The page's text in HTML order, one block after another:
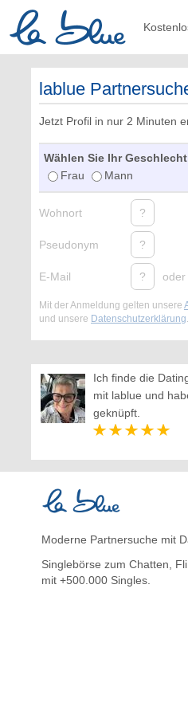
lablue
Jetzt Profil in nur 2 Minuten
Wählen Sie Ihr Geschlecht
Frau
Mann
Wohnort ?
Pseudonym ?
E-Mail ? oder
Mit der Anmeldung gelten unsere
und unsere Datenschutzerklärung.
Ich finde die
mit lablue und
geknüpft.
Moderne Partnersuche mit
Singlebörse zum Chatten,
mit +500.000 Singles.